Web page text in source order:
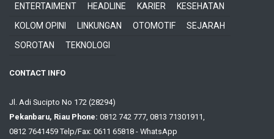
ENTERTAIMENT
HEADLINE KARIER
KESEHATAN
KOLOM OPINI
LINKUNGAN OTOMOTIF
SEJARAH
SOROTAN
TEKNOLOGI
CONTACT INFO
Jl. Adi Sucipto No 172 (28294)
Pekanbaru, Riau Phone: 0812 742 777, 0813 71301911,
0812 7641459 Telp/Fax: 0611 65818 - WhatsApp